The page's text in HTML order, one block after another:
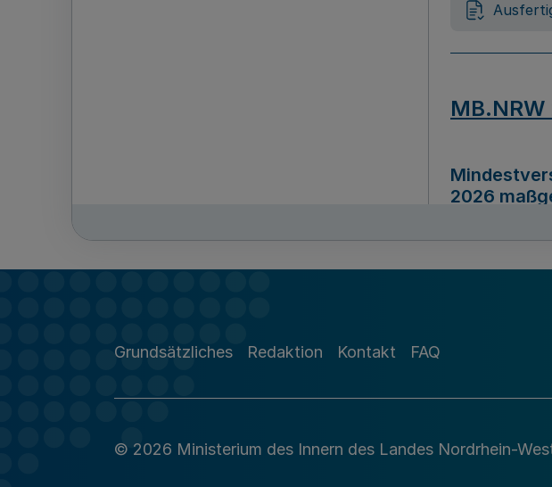
2026
Richtlinie
Grundsätzliches Redaktion Kontakt FAQ
© 2026 Ministerium des Innern des Landes Nordrhein-